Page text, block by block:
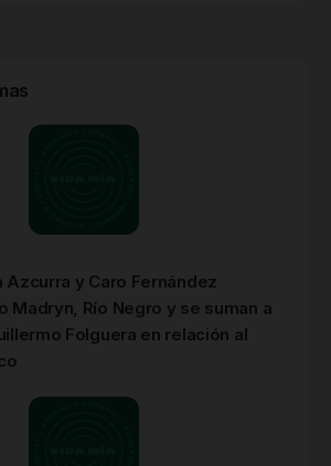
Azcurra y Caro Fernández
Madryn, Río Negro y se suman a
Folguera en relación al